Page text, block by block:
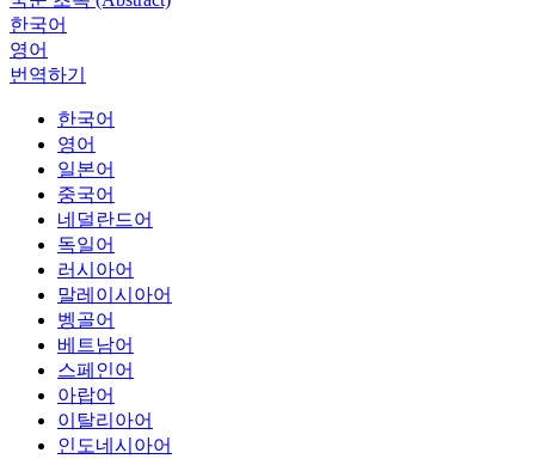
한국어
영어
번역하기
한국어
영어
일본어
중국어
네덜란드어
독일어
러시아어
말레이시아어
벵골어
베트남어
스페인어
아랍어
이탈리아어
인도네시아어